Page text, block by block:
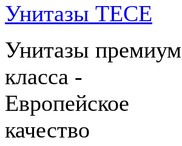
Унитазы TECE
Унитазы премиум
класса -
Европейское
качество